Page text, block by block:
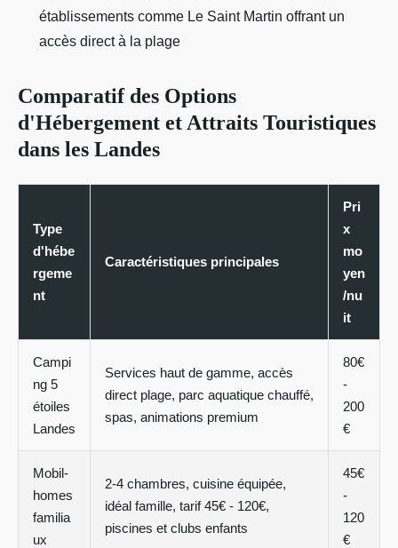
établissements comme Le Saint Martin offrant un
accès direct à la plage
Comparatif des Options
d'Hébergement et Attraits Touristiques
dans les Landes
Type
d'hébe
rgeme
nt
Caractéristiques principales
Pri
x
mo
yen
/nu
it
Campi
ng 5
étoiles
Landes
Services haut de gamme, accès
direct plage, parc aquatique chauffé,
spas, animations premium
80€
-
200
€
Mobil-
homes
familia
ux
2-4 chambres, cuisine équipée,
idéal famille, tarif 45€ - 120€,
piscines et clubs enfants
45€
-
120
€